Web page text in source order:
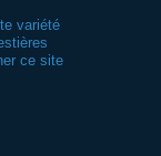
variété
ce site